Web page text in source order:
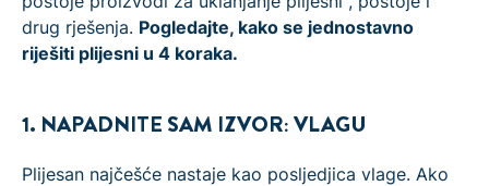
drug rješenja. Pogledajte, kako se jednostavno
riješiti plijesni u 4 koraka.
1. NAPADNITE SAM IZVOR: VLAGU
Plijesan najčešće nastaje kao posljedjica vlage. Ako